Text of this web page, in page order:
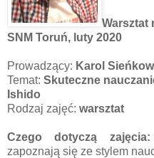
Warsztat
SNM Toruń, luty 2020
Prowadzący: Karol
Temat: Skuteczne
Ishido
Rodzaj zajęć: warsztat
Czego dotyczą
zapoznają się ze stylem